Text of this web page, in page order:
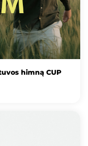
himną CUP